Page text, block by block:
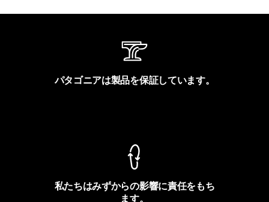
パタゴニアは製品を保証しています。
私たちはみずからの影響に責任をもち
ます。